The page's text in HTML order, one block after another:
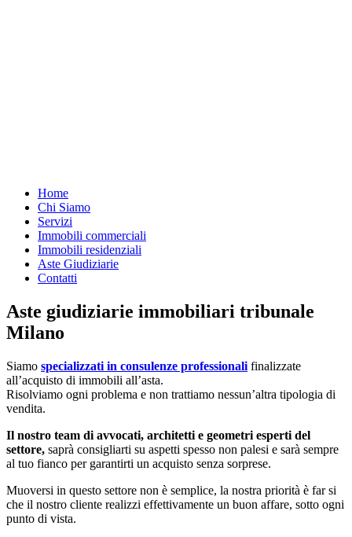
Home
Chi Siamo
Servizi
Immobili commerciali
Immobili residenziali
Aste Giudiziarie
Contatti
Aste giudiziarie immobiliari tribunale
Milano
Siamo specializzati in consulenze professionali finalizzate
all’acquisto di immobili all’asta.
Risolviamo ogni problema e non trattiamo nessun’altra tipologia di
vendita.
Il nostro team di avvocati, architetti e geometri esperti del
settore, saprà consigliarti su aspetti spesso non palesi e sarà sempre
al tuo fianco per garantirti un acquisto senza sorprese.
Muoversi in questo settore non è semplice, la nostra priorità è far si
che il nostro cliente realizzi effettivamente un buon affare, sotto ogni
punto di vista.